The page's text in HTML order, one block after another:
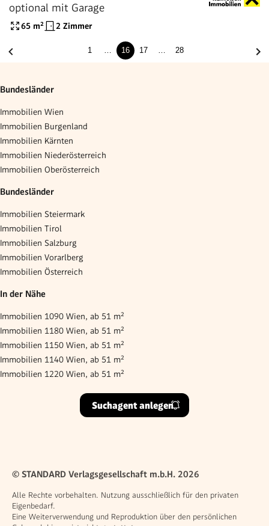
optional mit Garage
65 m² 2 Zimmer
1 … 16 17 … 28
Bundesländer
Immobilien Wien
Immobilien Burgenland
Immobilien Kärnten
Immobilien Niederösterreich
Immobilien Oberösterreich
Bundesländer
Immobilien Steiermark
Immobilien Tirol
Immobilien Salzburg
Immobilien Vorarlberg
Immobilien Österreich
In der Nähe
Immobilien 1090 Wien, ab 51 m²
Immobilien 1180 Wien, ab 51 m²
Immobilien 1150 Wien, ab 51 m²
Immobilien 1140 Wien, ab 51 m²
Immobilien 1220 Wien, ab 51 m²
Suchagent anlegen
© STANDARD Verlagsgesellschaft m.b.H. 2026
Alle Rechte vorbehalten. Nutzung ausschließlich für den privaten
Eigenbedarf.
Eine Weiterverwendung und Reproduktion über den persönlichen